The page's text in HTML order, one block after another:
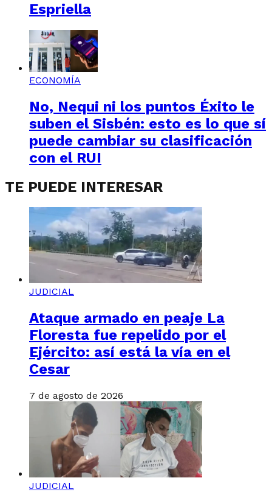
Espriella
ECONOMÍA
No, Nequi ni los puntos Éxito le
suben el Sisbén: esto es lo que sí
puede cambiar su clasificación
con el RUI
TE PUEDE INTERESAR
JUDICIAL
Ataque armado en peaje La
Floresta fue repelido por el
Ejército: así está la vía en el
Cesar
7 de agosto de 2026
JUDICIAL